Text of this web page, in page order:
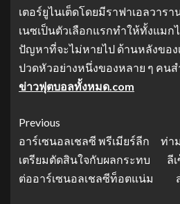
เตอร์ยูไนเต็ดโดยมีราฟาเอลวาร
เนซเป็นตัวเลือกแรกทำให้ทั้งแมก
ปัญหาที่จะไม่หายไป ด้านหลังของ
ปวดหัวอย่างหนึ่งของหลาย ๆ คน
ข่าวฟุตบอลทั้งหมด.com
Previous
อาร์เซนอลเชลซี พรีเมียร์ลีก
เตรียมตัดสินใจกับผลกระทบ
ต่ออาร์เซนอลเชลซีท็อตแน่ม
ท่า
ลี